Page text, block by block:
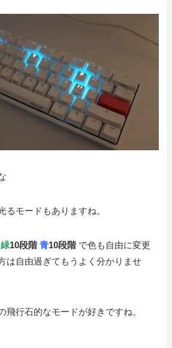
るモードもありますね。
緑10段階青10段階で色も自由に変更
は自由過ぎてもうよく分かりませ
飛行石的なモードが好きですね。